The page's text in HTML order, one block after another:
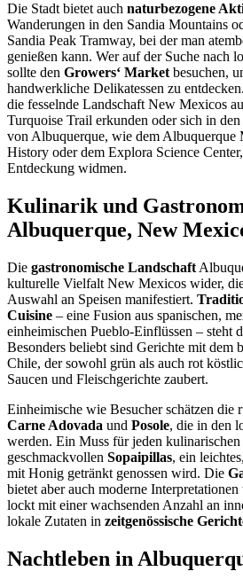
Die Stadt bietet auch naturbezogene
Wanderungen in den Sandia Mountains
Sandia Peak Tramway, bei der man
genießen kann. Wer auf der Suche nach
sollte den Growers‘ Market besuchen,
handwerkliche Delikatessen zu
die fesselnde Landschaft New Mexicos
Turquoise Trail erkunden oder sich in
von Albuquerque, wie dem Albuquerque
History oder dem Explora Science
Entdeckung widmen.
Kulinarik und
Albuquerque, New
Die gastronomische Landschaft
kulturelle Vielfalt New Mexicos wider,
Auswahl an Speisen manifestiert.
Cuisine – eine Fusion aus spanischen,
einheimischen Pueblo-Einflüssen – steht
Besonders beliebt sind Gerichte mit dem
Chile, der sowohl grün als auch rot
Saucen und Fleischgerichte zaubert.
Einheimische wie Besucher schätzen die
Carne Adovada und Posole, die in den
werden. Ein Muss für jeden
geschmackvollen Sopaipillas, ein
mit Honig getränkt genossen wird. Die
bietet aber auch moderne
lockt mit einer wachsenden Anzahl an
lokale Zutaten in zeitgenössische
Nachtleben in